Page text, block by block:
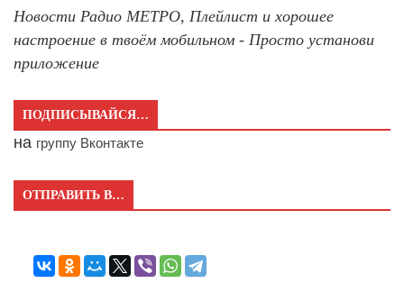
Новости Радио МЕТРО, Плейлист и хорошее
настроение в твоём мобильном - Просто установи
приложение
ПОДПИСЫВАЙСЯ…
на группу Вконтакте
ОТПРАВИТЬ В…